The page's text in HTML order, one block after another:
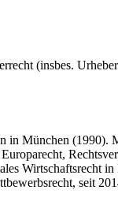
(insbes.
in München
seit